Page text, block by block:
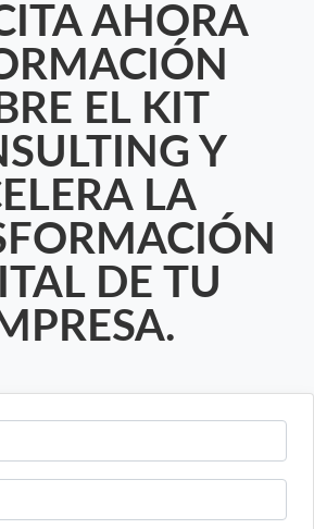
AHORA
EL KIT
Y
LA
DE TU